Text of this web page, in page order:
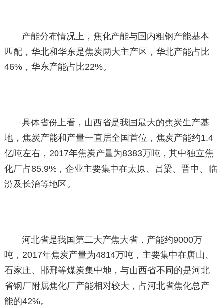
产能分布情况上，焦化产能与国内粗钢产能基本
匹配，华北和华东是焦炭两大主产区，华北产能占比
46%，华东产能占比22%。
具体省份上看，山西省是我国最大的焦炭生产基
地，焦炭产能和产量一直居全国首位，焦炭产能约1.4
亿吨左右，2017年焦炭产量为8383万吨，其中独立焦
化厂占85.9%，企业主要集中在太原、吕梁、晋中、临
汾及长治等地区。
河北省是我国第二大产焦大省，产能约9000万
吨，2017年焦炭产量为4814万吨，主要集中在唐山、
石家庄、邯邢等煤炭集中地，与山西省不同的是河北
省钢厂附属焦化厂产能相对较大，占河北省焦化总产
能的42%。